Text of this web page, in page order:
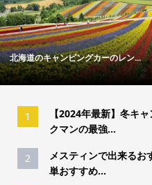
ー徹底... 冬キャンプの寒さ対策
1
【2024年最新】冬キ
クマンの最強...
2
メスティンで出来るお
単おすすめ...